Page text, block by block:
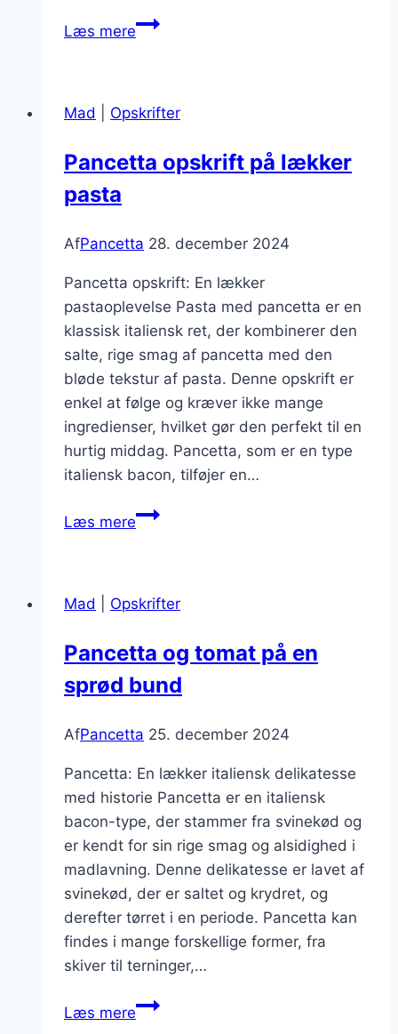
Læs merePancetta
en
brunch
Mad Opskrifter
Pancetta opskrift på lækker
pasta
AfPancetta 28. december 2024
Pancetta opskrift: En lækker
pastaoplevelse Pasta med pancetta er en
klassisk italiensk ret, der kombinerer den
salte, rige smag af pancetta med den
bløde tekstur af pasta. Denne opskrift er
enkel at følge og kræver ikke mange
ingredienser, hvilket gør den perfekt til en
hurtig middag. Pancetta, som er en type
italiensk bacon, tilføjer en…
Læs merePancetta
pasta
Mad Opskrifter
Pancetta og tomat på en
sprød bund
AfPancetta 25. december 2024
Pancetta: En lækker italiensk delikatesse
med historie Pancetta er en italiensk
bacon-type, der stammer fra svinekød og
er kendt for sin rige smag og alsidighed i
madlavning. Denne delikatesse er lavet af
svinekød, der er saltet og krydret, og
derefter tørret i en periode. Pancetta kan
findes i mange forskellige former, fra
skiver til terninger,…
Læs merePancetta